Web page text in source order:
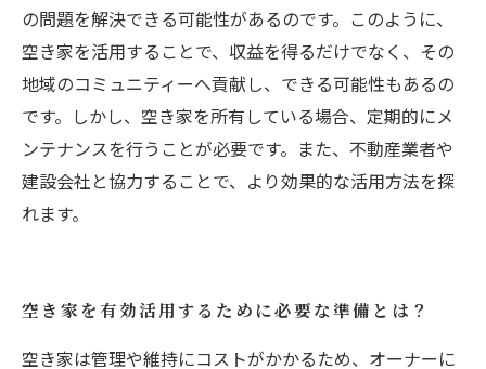
の問題を解決できる可能性があるのです。このように、
空き家を活用することで、収益を得るだけでなく、その
地域のコミュニティーへ貢献し、できる可能性もあるの
です。しかし、空き家を所有している場合、定期的にメ
ンテナンスを行うことが必要です。また、不動産業者や
建設会社と協力することで、より効果的な活用方法を探
れます。
空き家を有効活用するために必要な準備とは？
空き家は管理や維持にコストがかかるため、オーナーに